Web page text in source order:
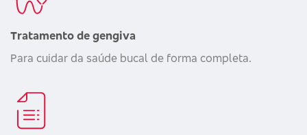
Tratamento de gengiva
Para cuidar da saúde bucal de forma completa.